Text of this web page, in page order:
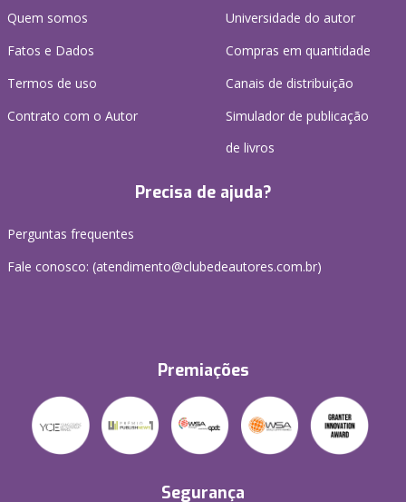
Quem somos
Fatos e Dados
Termos de uso
Contrato com o Autor
Universidade do autor
Compras em quantidade
Canais de distribuição
Simulador de publicação
de livros
Precisa de ajuda?
Perguntas frequentes
Fale conosco: (atendimento@clubedeautores.com.br)
Premiações
Segurança